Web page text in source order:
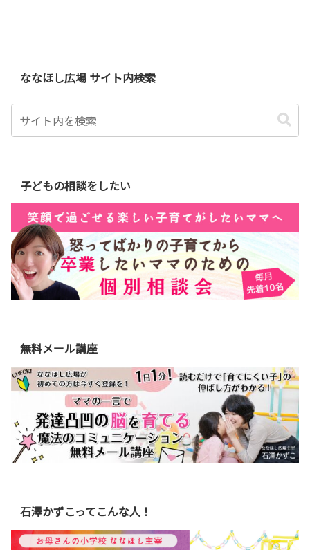
ななほし広場 サイト内検索
子どもの相談をしたい
無料メール講座
石澤かずこってこんな人！